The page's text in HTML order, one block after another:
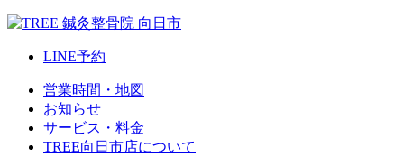
LINE予約
営業時間・地図
お知らせ
サービス・料金
TREE向日市店について